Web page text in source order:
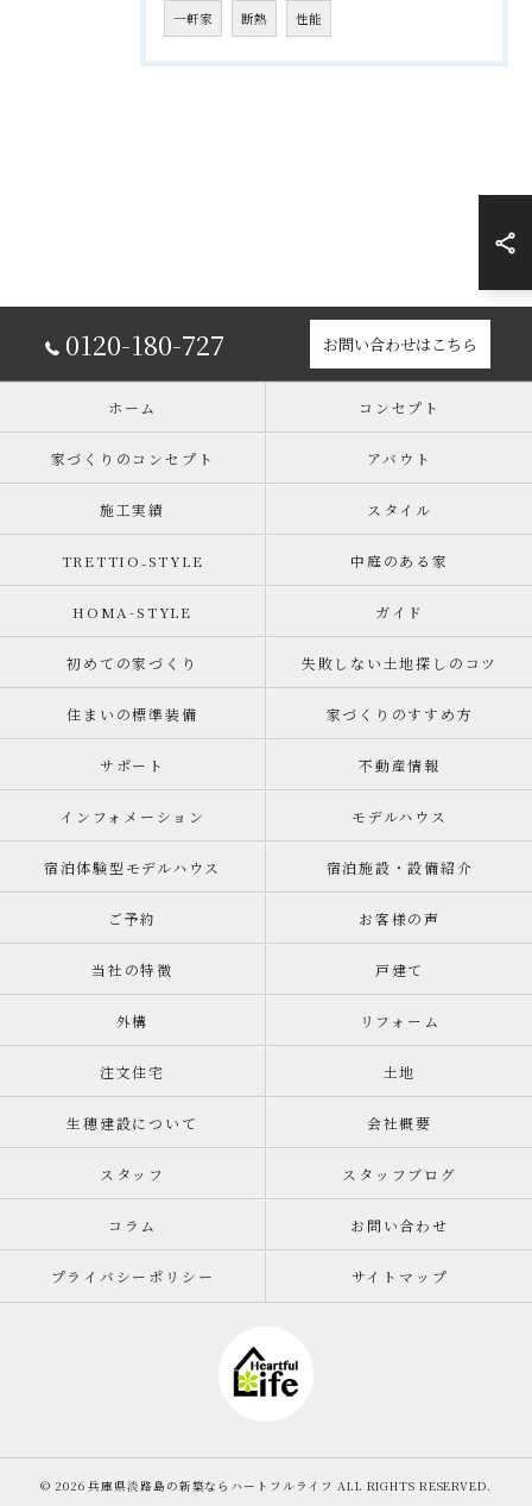
一軒家 断熱 性能
0120-180-727 お問い合わせはこちら
ホーム コンセプト
家づくりのコンセプト アバウト
施工実績 スタイル
TRETTIO₋STYLE 中庭のある家
HOMA-STYLE ガイド
初めての家づくり 失敗しない土地探しのコツ
住まいの標準装備 家づくりのすすめ方
サポート 不動産情報
インフォメーション モデルハウス
宿泊体験型モデルハウス 宿泊施設・設備紹介
ご予約 お客様の声
当社の特徴 戸建て
外構 リフォーム
注文住宅 土地
生穂建設について 会社概要
スタッフ スタッフブログ
コラム お問い合わせ
プライバシーポリシー サイトマップ
© 2026 兵庫県淡路島の新築ならハートフルライフ ALL RIGHTS RESERVED.